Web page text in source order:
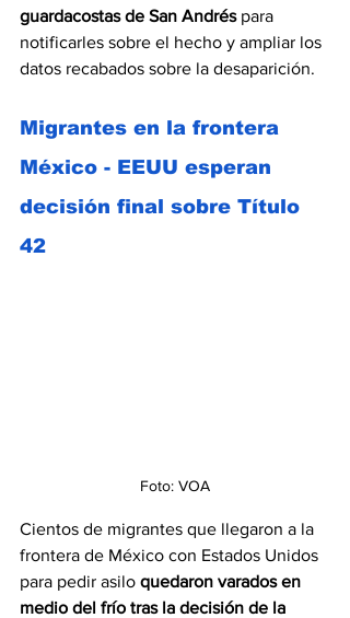
guardacostas de San Andrés para
notificarles sobre el hecho y ampliar los
datos recabados sobre la desaparición.
Migrantes en la frontera
México - EEUU esperan
decisión final sobre Título
42
Foto: VOA
Cientos de migrantes que llegaron a la
frontera de México con Estados Unidos
para pedir asilo quedaron varados en
medio del frío tras la decisión de la